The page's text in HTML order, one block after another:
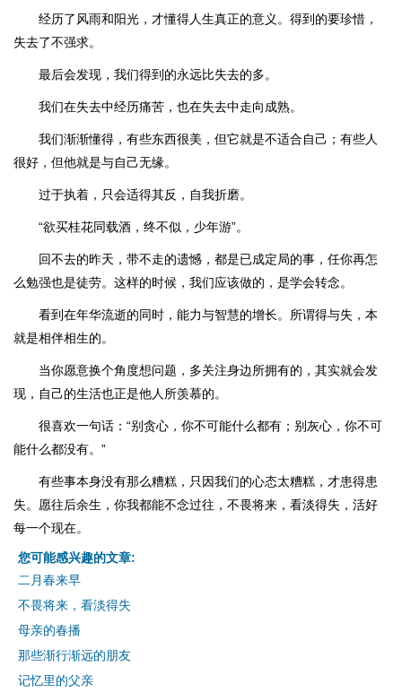
经历了风雨和阳光，才懂得人生真正的意义。得到的要珍惜，
失去了不强求。
最后会发现，我们得到的永远比失去的多。
我们在失去中经历痛苦，也在失去中走向成熟。
我们渐渐懂得，有些东西很美，但它就是不适合自己；有些人
很好，但他就是与自己无缘。
过于执着，只会适得其反，自我折磨。
“欲买桂花同载酒，终不似，少年游”。
回不去的昨天，带不走的遗憾，都是已成定局的事，任你再怎
么勉强也是徒劳。这样的时候，我们应该做的，是学会转念。
看到在年华流逝的同时，能力与智慧的增长。所谓得与失，本
就是相伴相生的。
当你愿意换个角度想问题，多关注身边所拥有的，其实就会发
现，自己的生活也正是他人所羡慕的。
很喜欢一句话：“别贪心，你不可能什么都有；别灰心，你不可
能什么都没有。”
有些事本身没有那么糟糕，只因我们的心态太糟糕，才患得患
失。愿往后余生，你我都能不念过往，不畏将来，看淡得失，活好
每一个现在。
您可能感兴趣的文章:
二月春来早
不畏将来，看淡得失
母亲的春播
那些渐行渐远的朋友
记忆里的父亲